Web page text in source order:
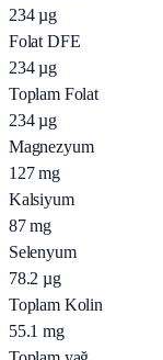
234 µg
Folat DFE
234 µg
Toplam Folat
234 µg
Magnezyum
127 mg
Kalsiyum
87 mg
Selenyum
78.2 µg
Toplam Kolin
55.1 mg